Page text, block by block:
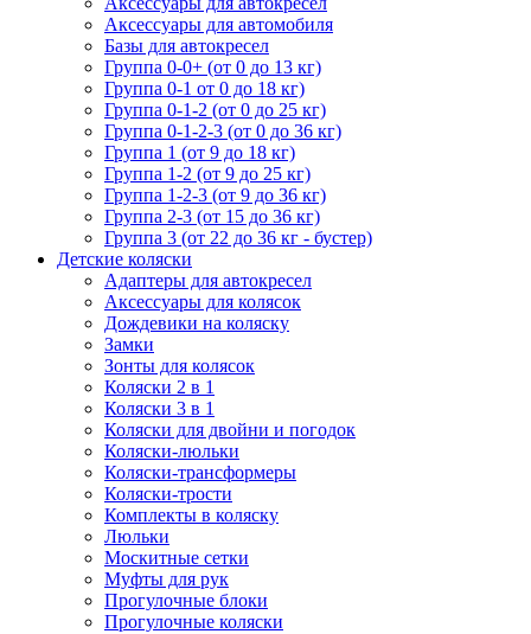
Аксессуары для автомобиля
Базы для автокресел
Группа 0-0+ (от 0 до 13 кг)
Группа 0-1 от 0 до 18 кг)
Группа 0-1-2 (от 0 до 25 кг)
Группа 0-1-2-3 (от 0 до 36 кг)
Группа 1 (от 9 до 18 кг)
Группа 1-2 (от 9 до 25 кг)
Группа 1-2-3 (от 9 до 36 кг)
Группа 2-3 (от 15 до 36 кг)
Группа 3 (от 22 до 36 кг - бустер)
Детские коляски
Адаптеры для автокресел
Аксессуары для колясок
Дождевики на коляску
Замки
Зонты для колясок
Коляски 2 в 1
Коляски 3 в 1
Коляски для двойни и погодок
Коляски-люльки
Коляски-трансформеры
Коляски-трости
Комплекты в коляску
Люльки
Москитные сетки
Муфты для рук
Прогулочные блоки
Прогулочные коляски